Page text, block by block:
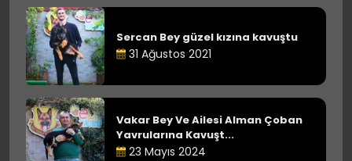
Sercan Bey güzel kızına kavuştu
31 Ağustos 2021
Vakar Bey Ve Ailesi Alman Çoban
Yavrularına Kavuşt...
23 Mayıs 2024